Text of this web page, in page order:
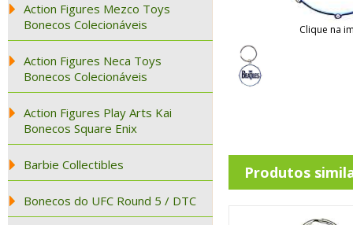
Action Figures Mezco Toys
Bonecos Colecionáveis
Action Figures Neca Toys
Bonecos Colecionáveis
Action Figures Play Arts Kai
Bonecos Square Enix
Barbie Collectibles
Bonecos do UFC Round 5 / DTC
Clique na
Produtos